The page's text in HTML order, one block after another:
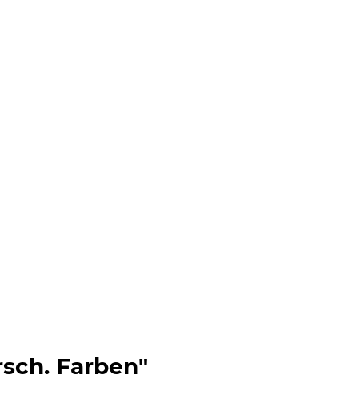
Farben"